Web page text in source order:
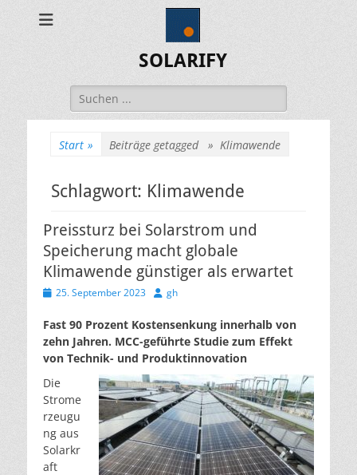
SOLARIFY
Suchen
nach:
Start » Beiträge getagged » Klimawende
Schlagwort: Klimawende
Preissturz bei Solarstrom und
Speicherung macht globale
Klimawende günstiger als erwartet
Veröffentlicht
25. September 2023 Autor
gh
Fast 90 Prozent Kostensenkung innerhalb von
zehn Jahren. MCC-geführte Studie zum Effekt
von Technik- und Produktinnovation
Die
Strome
rzeugu
ng aus
Solarkr
aft